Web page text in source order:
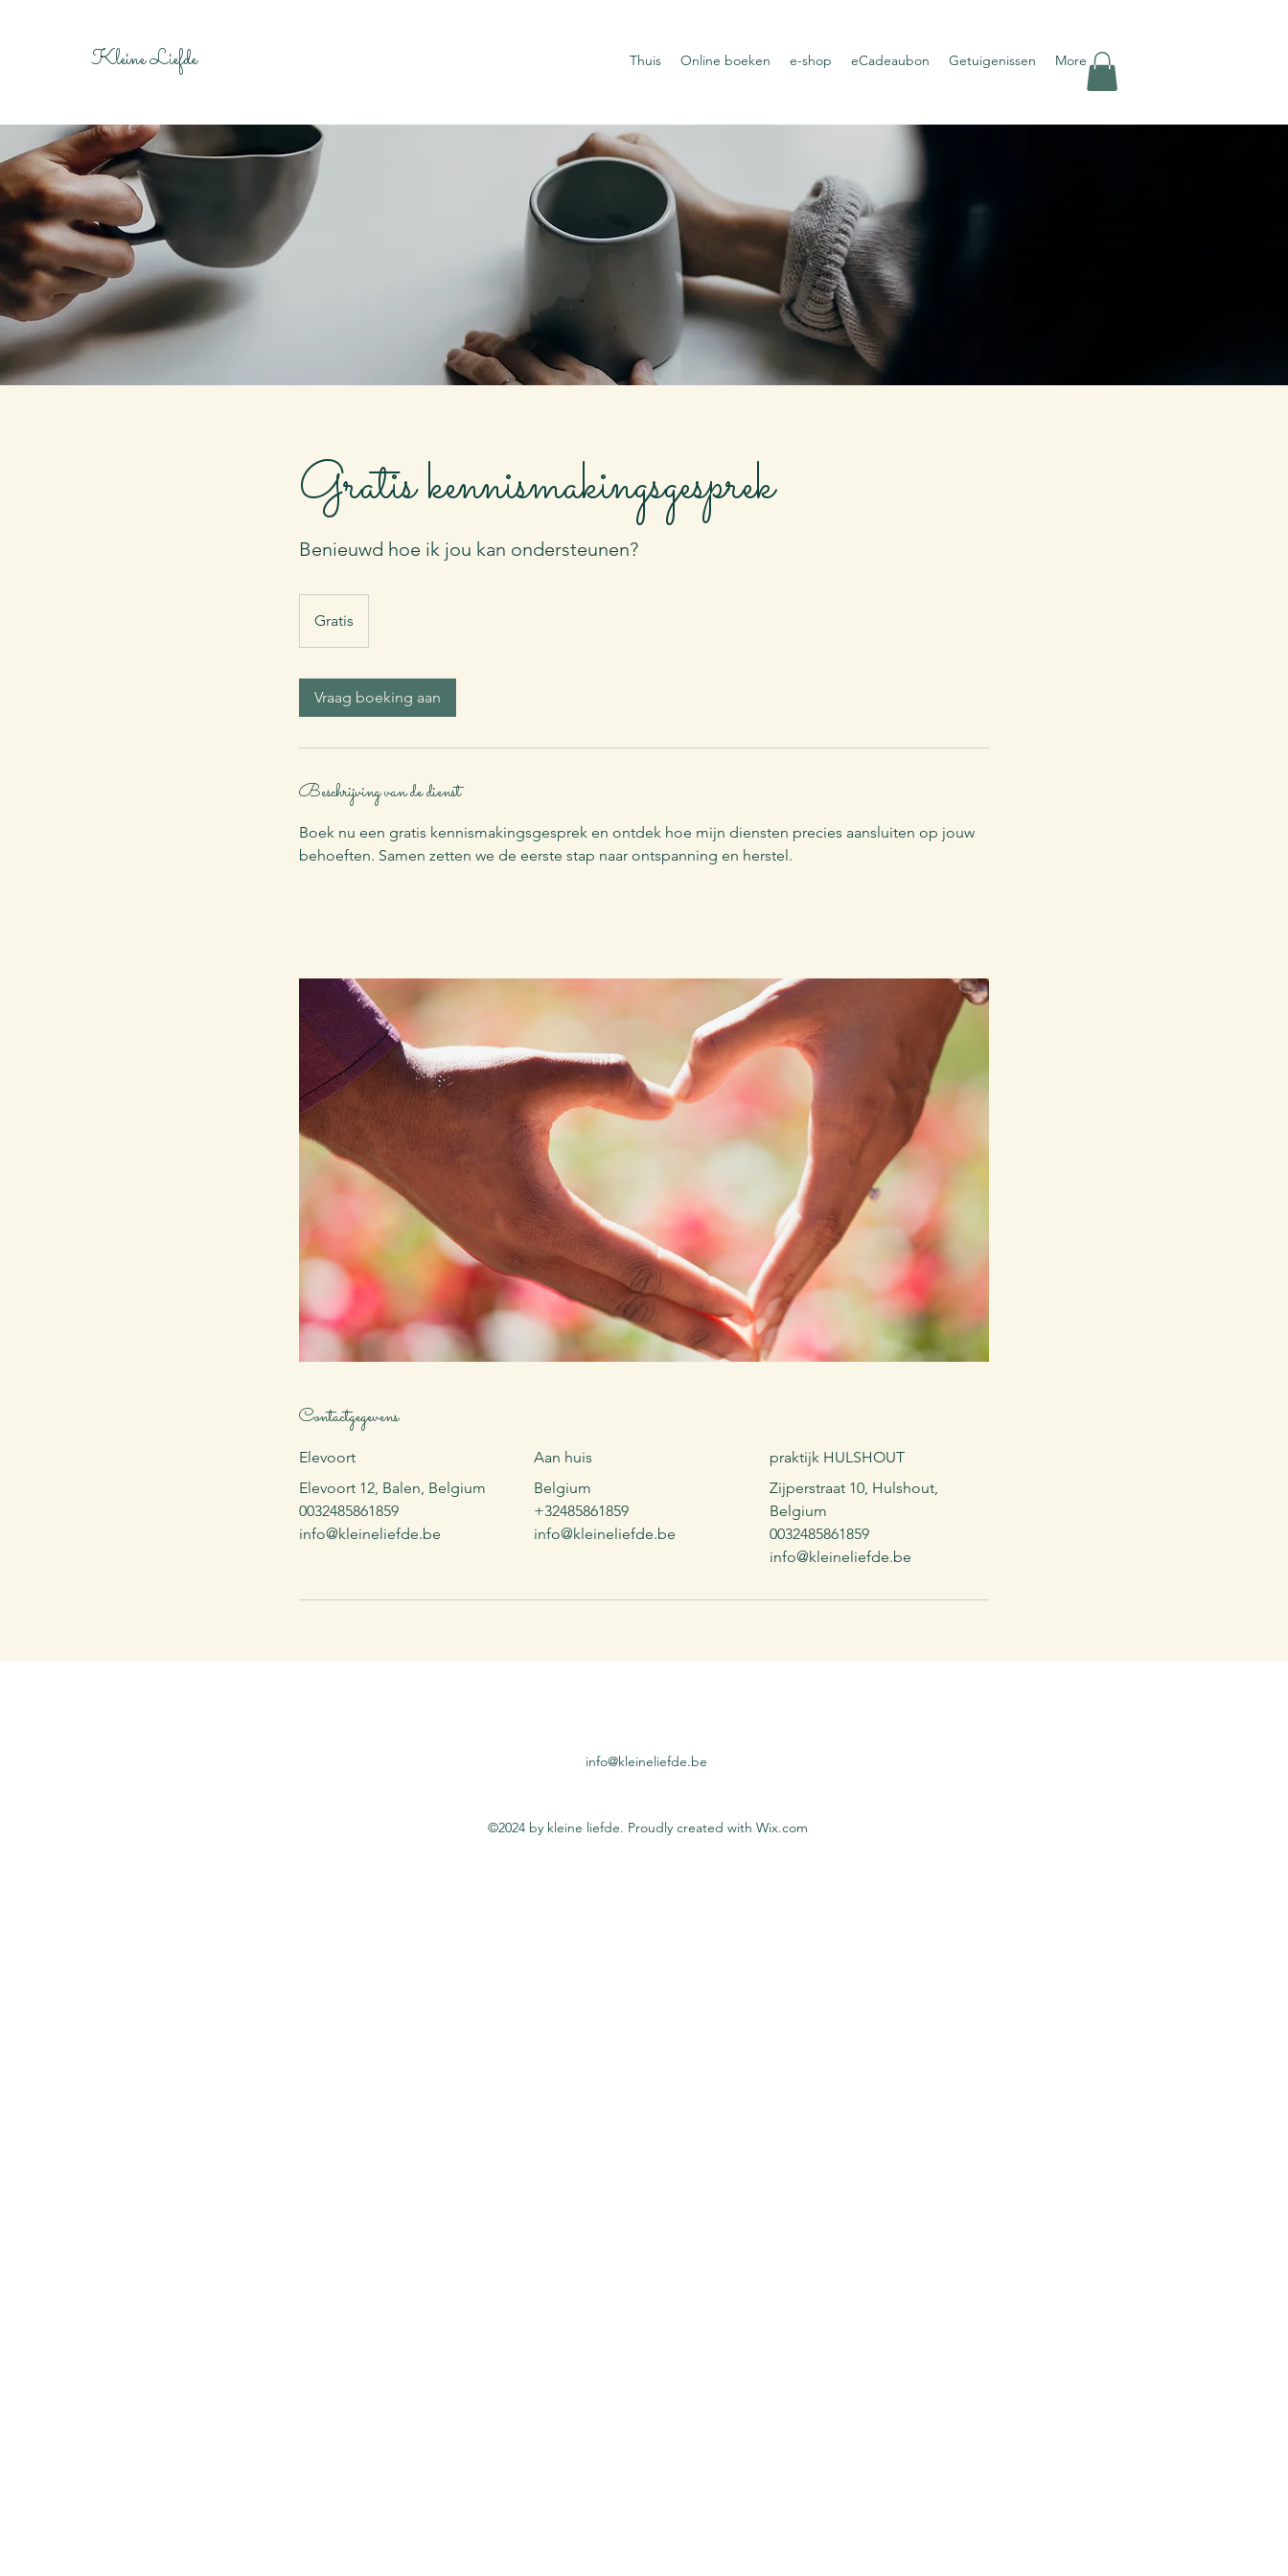
Kleine Liefde Thuis Online boeken e-shop eCadeaubon Getuigenissen More
Gratis kennismakingsgesprek
Benieuwd hoe ik jou kan ondersteunen?
Gratis
Vraag boeking aan
Beschrijving van de dienst
Boek nu een gratis kennismakingsgesprek en ontdek hoe mijn diensten precies aansluiten op jouw
behoeften. Samen zetten we de eerste stap naar ontspanning en herstel.
Contactgegevens
Elevoort
Elevoort 12, Balen, Belgium
0032485861859
info@kleineliefde.be
Aan huis
Belgium
+32485861859
info@kleineliefde.be
praktijk HULSHOUT
Zijperstraat 10, Hulshout,
Belgium
0032485861859
info@kleineliefde.be
info@kleineliefde.be
©2024 by kleine liefde. Proudly created with Wix.com